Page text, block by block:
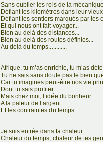
Sans oublier les rois de la
Défiant les kilomètres dans leur
Défiant les sentiers marqués par les
Et qui nous ont fait voyager...
Bien au delà des distances...
Bien au delà des routes définies...
Au delà du temps............
Afrique, tu m’as enrichie, tu m’as
Tu ne sais sans doute pas le bien
Car tu imagines peut-être nos vie
Dont tu sais profiter....
Mais chez moi, l’idée du bonheur
A la paleur de l’argent
Et les contraintes du temps
Je suis entrée dans ta chaleur...
Chaleur du temps, chaleur de tes